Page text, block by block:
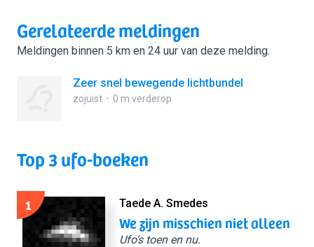
Gerelateerde meldingen
Meldingen binnen 5 km en 24 uur van deze melding.
Zeer snel bewegende lichtbundel
zojuist 0 m verderop
Top 3 ufo-boeken
1 Taede A. Smedes
We zijn misschien niet alleen
Ufo’s toen en nu.